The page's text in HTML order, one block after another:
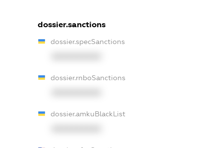
dossier.sanctions
dossier.specSanctions
dossier.rnboSanctions
dossier.amkuBlackList